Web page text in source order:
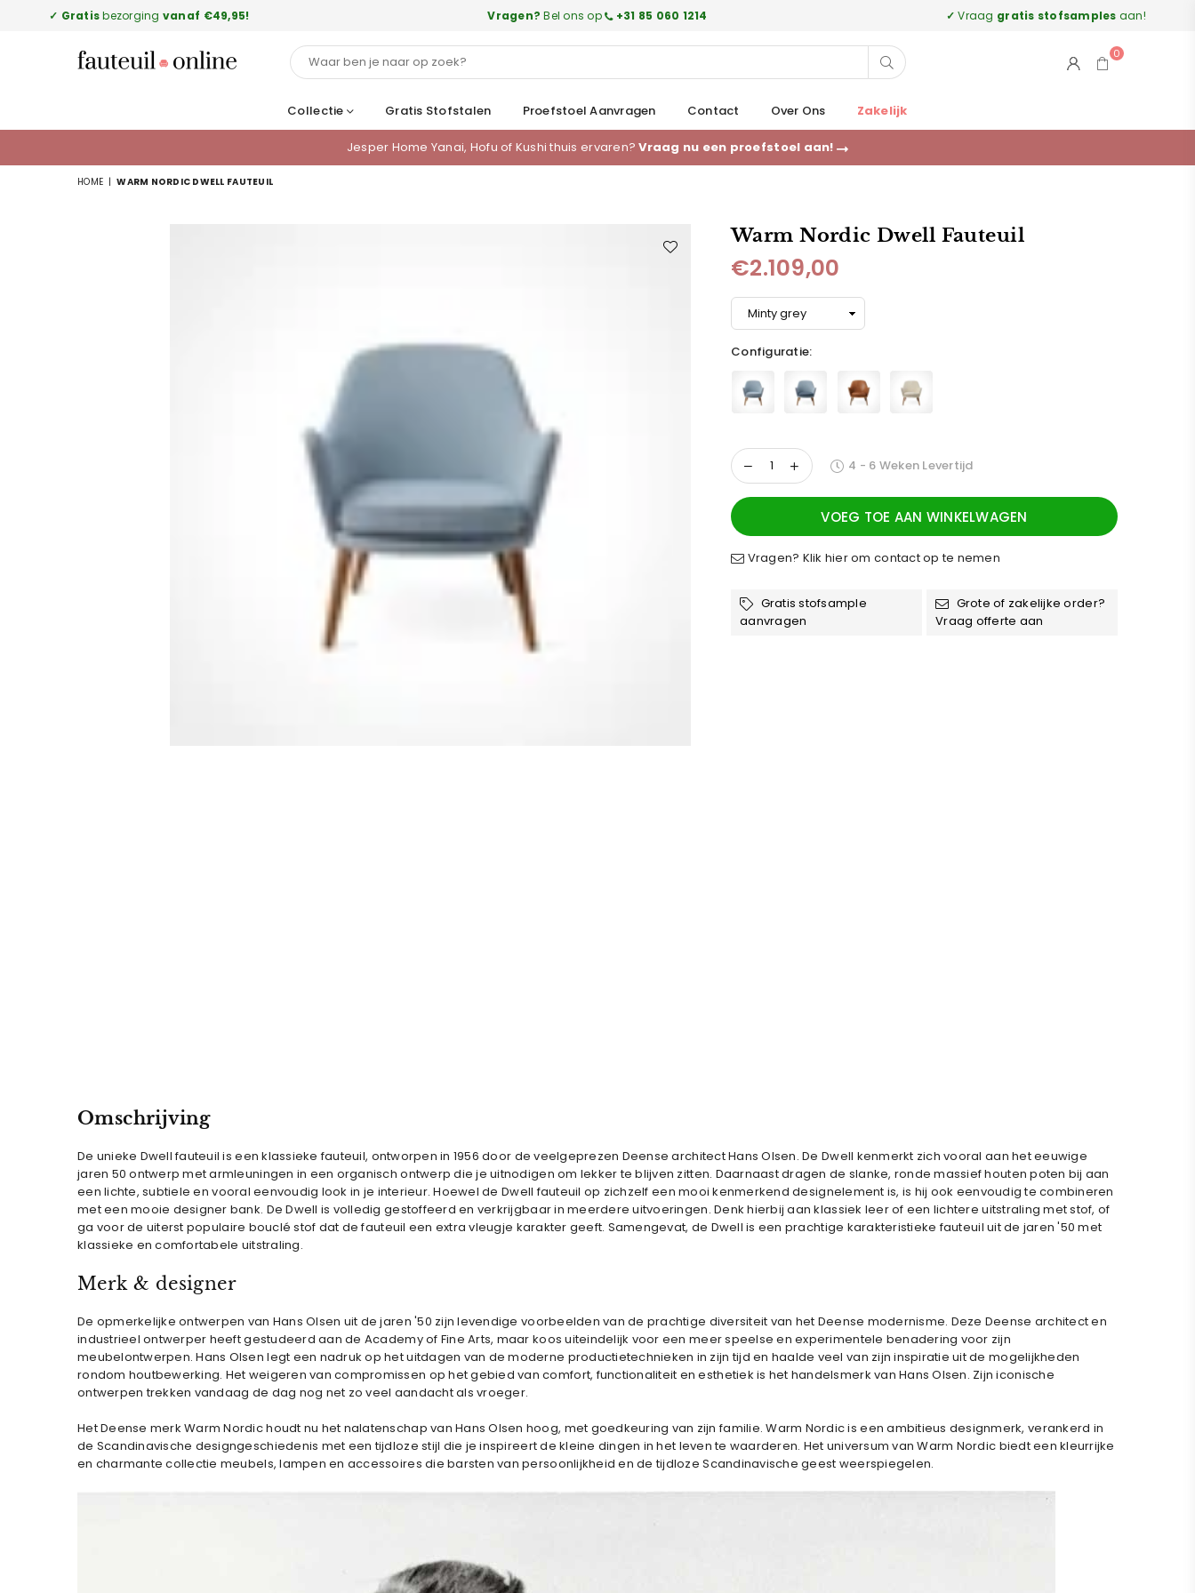
â
✓ Gratisbezorging vanaf €49,95! Vragen? Bel ons op +31 85 060 1214 ✓ Vraag gratis stofsamples aan!
Zoek 0
Collectie Gratis Stofstalen Proefstoel Aanvragen Contact Over Ons Zakelijk
Jesper Home Yanai, Hofu of Kushi thuis ervaren?Vraag nu een proefstoel aan!
HOME | WARM NORDIC DWELL FAUTEUIL
Warm Nordic Dwell Fauteuil
Normale
prijs
€2.109,00
Configuratie:
4 - 6 Weken Levertijd
VOEG TOE AAN WINKELWAGEN
Vragen? Klik hier om contact op te nemen
Gratis stofsample
aanvragen
Grote of zakelijke order?
Vraag offerte aan
Omschrijving
De unieke Dwell fauteuil is een klassieke fauteuil, ontworpen in 1956 door de veelgeprezen Deense architect Hans Olsen. De Dwell kenmerkt zich vooral aan het eeuwige
jaren 50 ontwerp met armleuningen in een organisch ontwerp die je uitnodigen om lekker te blijven zitten. Daarnaast dragen de slanke, ronde massief houten poten bij aan
een lichte, subtiele en vooral eenvoudig look in je interieur. Hoewel de Dwell fauteuil op zichzelf een mooi kenmerkend designelement is, is hij ook eenvoudig te combineren
met een mooie designer bank. De Dwell is volledig gestoffeerd en verkrijgbaar in meerdere uitvoeringen. Denk hierbij aan klassiek leer of een lichtere uitstraling met stof, of
ga voor de uiterst populaire bouclé stof dat de fauteuil een extra vleugje karakter geeft. Samengevat, de Dwell is een prachtige karakteristieke fauteuil uit de jaren '50 met
klassieke en comfortabele uitstraling.
Merk & designer
De opmerkelijke ontwerpen van Hans Olsen uit de jaren '50 zijn levendige voorbeelden van de prachtige diversiteit van het Deense modernisme. Deze Deense architect en
industrieel ontwerper heeft gestudeerd aan de Academy of Fine Arts, maar koos uiteindelijk voor een meer speelse en experimentele benadering voor zijn
meubelontwerpen. Hans Olsen legt een nadruk op het uitdagen van de moderne productietechnieken in zijn tijd en haalde veel van zijn inspiratie uit de mogelijkheden
rondom houtbewerking. Het weigeren van compromissen op het gebied van comfort, functionaliteit en esthetiek is het handelsmerk van Hans Olsen. Zijn iconische
ontwerpen trekken vandaag de dag nog net zo veel aandacht als vroeger.
Het Deense merk Warm Nordic houdt nu het nalatenschap van Hans Olsen hoog, met goedkeuring van zijn familie. Warm Nordic is een ambitieus designmerk, verankerd in
de Scandinavische designgeschiedenis met een tijdloze stijl die je inspireert de kleine dingen in het leven te waarderen. Het universum van Warm Nordic biedt een kleurrijke
en charmante collectie meubels, lampen en accessoires die barsten van persoonlijkheid en de tijdloze Scandinavische geest weerspiegelen.